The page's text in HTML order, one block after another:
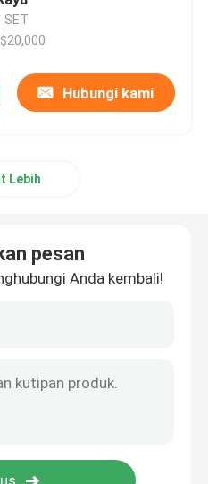
SET
Hubungi kami
Lebih
pesan
Anda kembali!